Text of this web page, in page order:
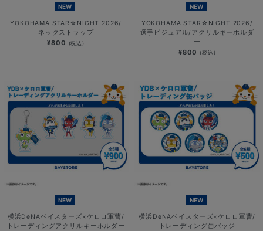
NEW
YOKOHAMA STAR☆NIGHT 2026/
ネックストラップ
¥800 (税込)
NEW
YOKOHAMA STAR☆NIGHT 2026/
選手ビジュアル/アクリルキーホルダ
ー
¥800 (税込)
NEW
横浜DeNAベイスターズ×ケロロ軍曹/
トレーディングアクリルキーホルダー
NEW
横浜DeNAベイスターズ×ケロロ軍曹/
トレーディング缶バッジ